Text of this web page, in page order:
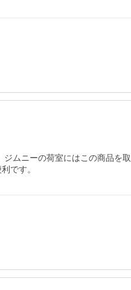
ムニーの荷室にはこの商品を
です。